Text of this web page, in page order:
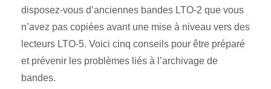
disposez-vous d’anciennes bandes LTO-2 que vous
n’avez pas copiées avant une mise à niveau vers des
lecteurs LTO-5. Voici cinq conseils pour être préparé
et prévenir les problèmes liés à l’archivage de
bandes.